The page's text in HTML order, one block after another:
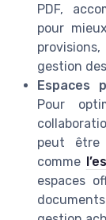
PDF,
pour
gestion
Espaces
Pour
peut être
comme
espaces